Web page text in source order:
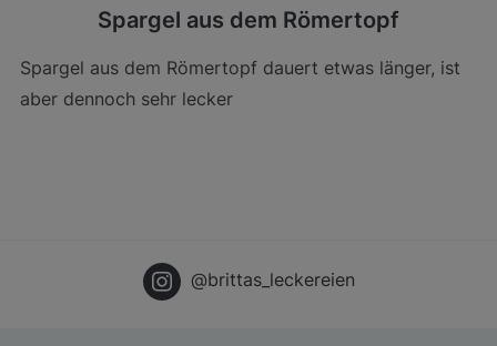
Spargel aus dem Römertopf
Spargel aus dem Römertopf dauert etwas länger, ist
aber dennoch sehr lecker
@brittas_leckereien